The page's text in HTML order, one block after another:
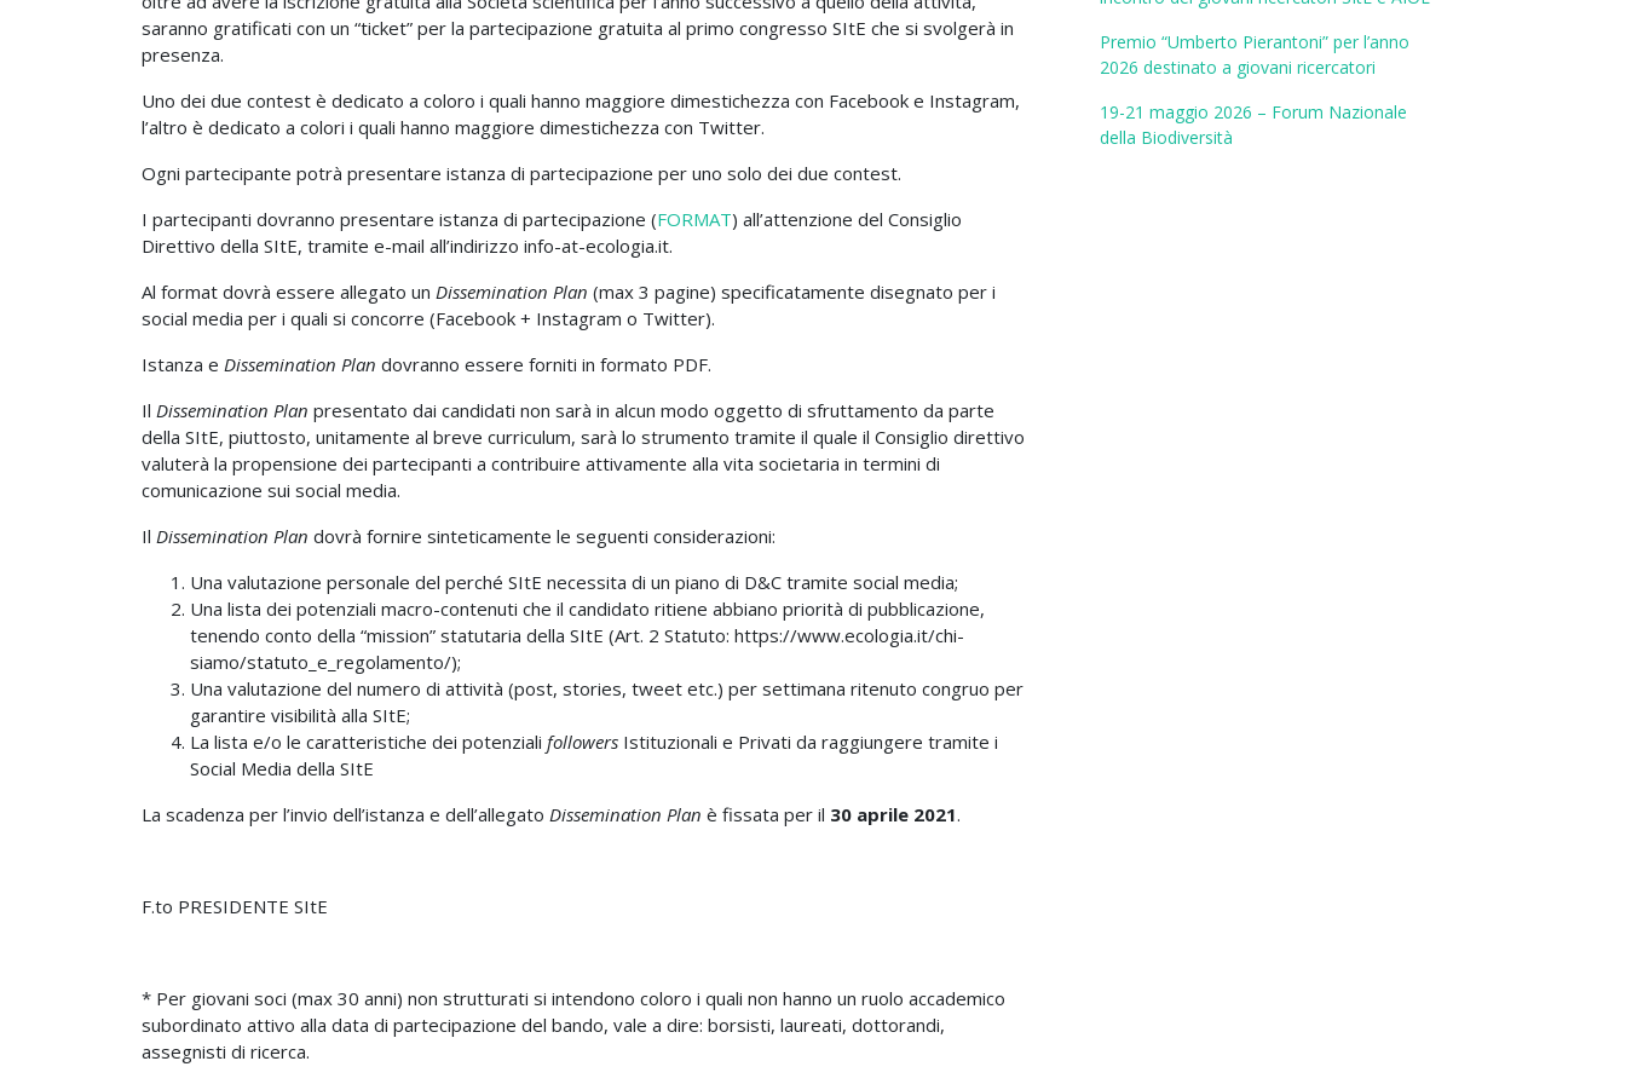
saranno gratificati con un “ticket” per la partecipazione gratuita al primo congresso SItE che si svolgerà in
presenza.
Uno dei due contest è dedicato a coloro i quali hanno maggiore dimestichezza con Facebook e Instagram,
l’altro è dedicato a colori i quali hanno maggiore dimestichezza con Twitter.
Ogni partecipante potrà presentare istanza di partecipazione per uno solo dei due contest.
I partecipanti dovranno presentare istanza di partecipazione (FORMAT) all’attenzione del Consiglio
Direttivo della SItE, tramite e-mail all’indirizzo info-at-ecologia.it.
Al format dovrà essere allegato un Dissemination Plan (max 3 pagine) specificatamente disegnato per i
social media per i quali si concorre (Facebook + Instagram o Twitter).
Istanza e Dissemination Plan dovranno essere forniti in formato PDF.
Il Dissemination Plan presentato dai candidati non sarà in alcun modo oggetto di sfruttamento da parte
della SItE, piuttosto, unitamente al breve curriculum, sarà lo strumento tramite il quale il Consiglio direttivo
valuterà la propensione dei partecipanti a contribuire attivamente alla vita societaria in termini di
comunicazione sui social media.
Il Dissemination Plan dovrà fornire sinteticamente le seguenti considerazioni:
Una valutazione personale del perché SItE necessita di un piano di D&C tramite social media;
Una lista dei potenziali macro-contenuti che il candidato ritiene abbiano priorità di pubblicazione,
tenendo conto della “mission” statutaria della SItE (Art. 2 Statuto: https://www.ecologia.it/chi-
siamo/statuto_e_regolamento/);
Una valutazione del numero di attività (post, stories, tweet etc.) per settimana ritenuto congruo per
garantire visibilità alla SItE;
La lista e/o le caratteristiche dei potenziali followers Istituzionali e Privati da raggiungere tramite i
Social Media della SItE
La scadenza per l’invio dell’istanza e dell’allegato Dissemination Plan è fissata per il 30 aprile 2021.
F.to PRESIDENTE SItE
* Per giovani soci (max 30 anni) non strutturati si intendono coloro i quali non hanno un ruolo accademico
subordinato attivo alla data di partecipazione del bando, vale a dire: borsisti, laureati, dottorandi,
assegnisti di ricerca.
Premio “Umberto Pierantoni” per l’anno
2026 destinato a giovani ricercatori
19-21 maggio 2026 – Forum Nazionale
della Biodiversità